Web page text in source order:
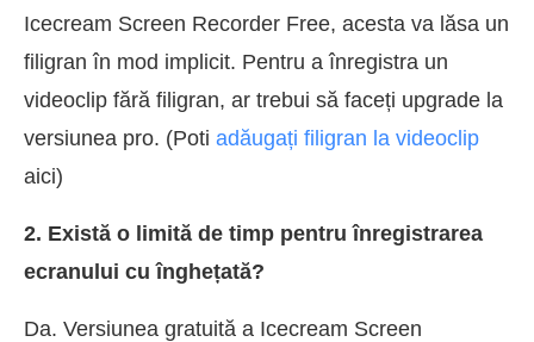
Icecream Screen Recorder Free, acesta va lăsa un
filigran în mod implicit. Pentru a înregistra un
videoclip fără filigran, ar trebui să faceți upgrade la
versiunea pro. (Poti adăugați filigran la videoclip
aici)
2. Există o limită de timp pentru înregistrarea
ecranului cu înghețată?
Da. Versiunea gratuită a Icecream Screen